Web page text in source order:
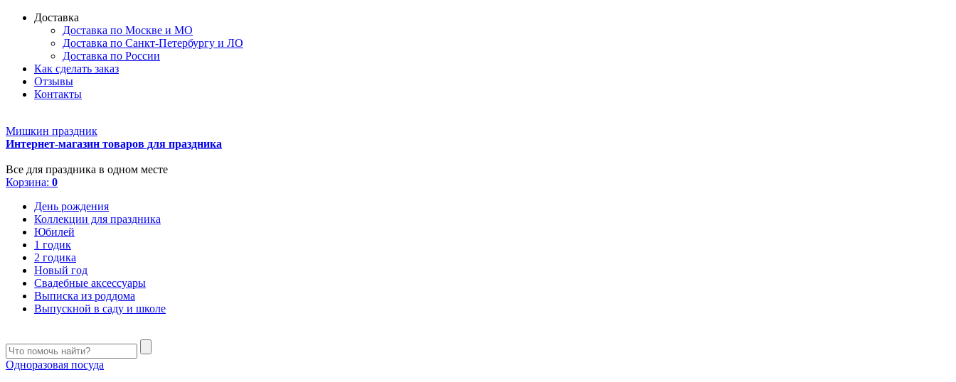
Доставка
Доставка по Москве и МО
Доставка по Санкт-Петербургу и ЛО
Доставка по России
Как сделать заказ
Отзывы
Контакты
Мишкин праздник
Интернет-магазин товаров для праздника
Все для праздника в одном месте
Корзина: 0
День рождения
Коллекции для праздника
Юбилей
1 годик
2 годика
Новый год
Свадебные аксессуары
Выписка из роддома
Выпускной в саду и школе
Одноразовая посуда